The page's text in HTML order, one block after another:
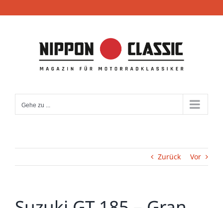
Inhalt
Gehe zu ...
Zurück Vor